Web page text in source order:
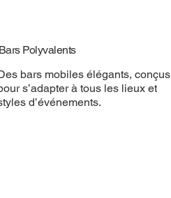
Bars Polyvalents
bars mobiles élégants, conçus
s’adapter à tous les lieux et
d’événements.